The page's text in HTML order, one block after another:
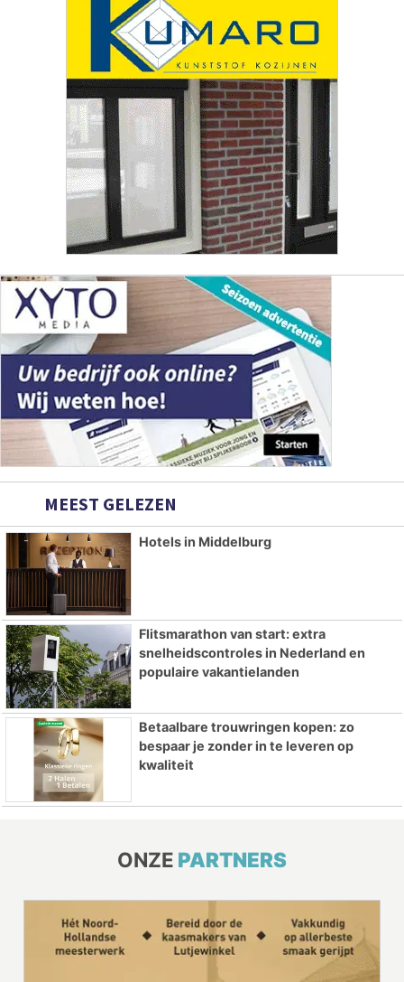
MEEST GELEZEN
Hotels in Middelburg
Flitsmarathon van start: extra
snelheidscontroles in Nederland en
populaire vakantielanden
Betaalbare trouwringen kopen: zo
bespaar je zonder in te leveren op
kwaliteit
ONZE PARTNERS